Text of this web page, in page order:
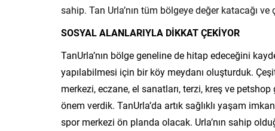
sahip. Tan Urla’nın tüm bölgeye değer katacağı
SOSYAL ALANLARIYLA DİKKAT ÇEKİYOR
TanUrla’nın bölge geneline de hitap edeceğini
yapılabilmesi için bir köy meydanı oluşturduk.
merkezi, eczane, el sanatları, terzi, kreş ve
önem verdik. TanUrla’da artık sağlıklı yaşam
spor merkezi ön planda olacak. Urla’nın sahip